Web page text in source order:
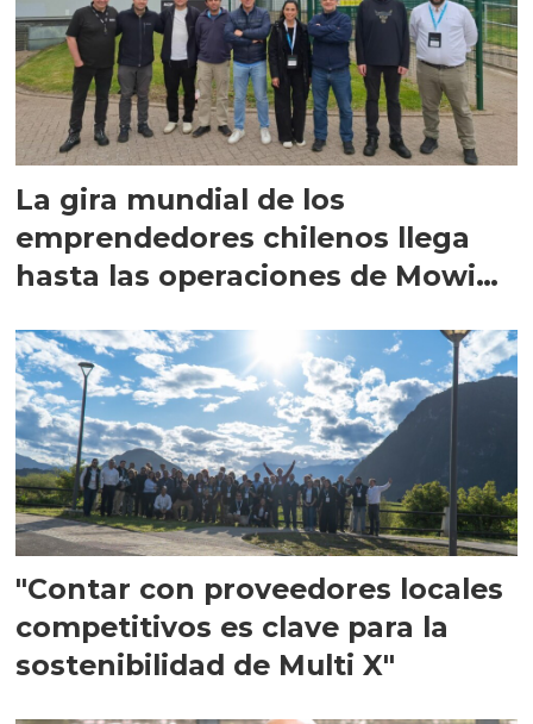
La gira mundial de los
emprendedores chilenos llega
hasta las operaciones de Mowi
"Contar con proveedores locales
competitivos es clave para la
sostenibilidad de Multi X"